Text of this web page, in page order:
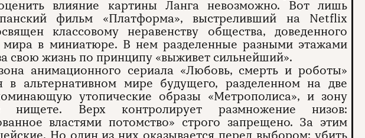
влияние картины Ланга невозможно. Вот лишь
фильм «Платформа», выстреливший на Netflix
классовому неравенству общества, доведенного
мира в миниатюре. В нем разделенные разными этажами
свою жизнь по принципу «выживет сильнейший».
анимационного сериала «Любовь, смерть и роботы»
в альтернативном мире будущего, разделенном на две
утопические образы «Метрополиса», и зону
Верх контролирует размножение низов:
властями потомство» строго запрещено. За этим